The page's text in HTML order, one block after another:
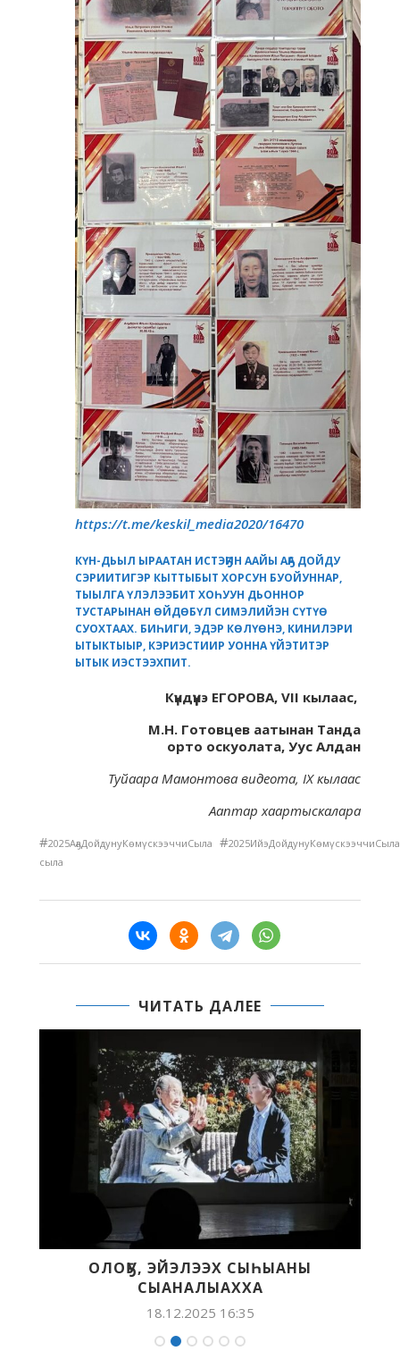
https://t.me/keskil_media2020/16470
КҮН-ДЬЫЛ ЫРААТАН ИСТЭҔИН ААЙЫ АҔА ДОЙДУ
СЭРИИТИГЭР КЫТТЫБЫТ ХОРСУН БУОЙУННАР,
ТЫЫЛГА ҮЛЭЛЭЭБИТ ХОҺУУН ДЬОННОР
ТУСТАРЫНАН ӨЙДӨБҮЛ СИМЭЛИЙЭН СҮТҮӨ
СУОХТААХ. БИҺИГИ, ЭДЭР КӨЛҮӨНЭ, КИНИЛЭРИ
ЫТЫКТЫЫР, КЭРИЭСТИИР УОННА ҮЙЭТИТЭР
ЫТЫК ИЭСТЭЭХПИТ.
Күндүүнэ ЕГОРОВА, VII кылаас,
М.Н. Готовцев аатынан Танда
орто оскуолата, Уус Алдан
Туйаара Мамонтова видеота, IXкылаас
Ааптар хаартыскалара
#2025АҕаДойдунуКөмүскээччиСыла #2025ИйэДойдунуКөмүскээччиСыла
сыла
ЧИТАТЬ ДАЛЕЕ
ОЛОҔУ, ЭЙЭЛЭЭХ СЫҺЫАНЫ
СЫАНАЛЫАХХА
18.12.2025 16:35